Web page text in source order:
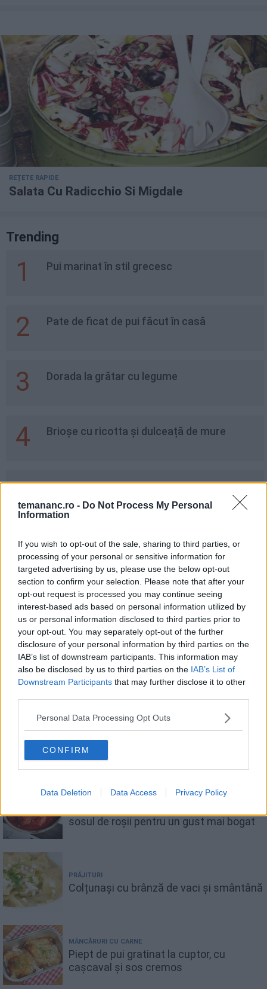
temananc.ro - Do Not Process My Personal
Information
If you wish to opt-out of the sale, sharing to third parties, or
processing of your personal or sensitive information for
targeted advertising by us, please use the below opt-out
section to confirm your selection. Please note that after your
opt-out request is processed you may continue seeing
interest-based ads based on personal information utilized by
us or personal information disclosed to third parties prior to
your opt-out. You may separately opt-out of the further
disclosure of your personal information by third parties on the
IAB’s list of downstream participants. This information may
also be disclosed by us to third parties on the IAB’s List of
Downstream Participants that may further disclose it to other
Personal Data Processing Opt Outs
CONFIRM
Data Deletion Data Access Privacy Policy
REȚETE RAPIDE
Salata Cu Radicchio Si Migdale
Trending
1 Pui marinat în stil grecesc
2 Pate de ficat de pui făcut în casă
3 Dorada la grătar cu legume
4 Brioșe cu ricotta și dulceață de mure
5 4 Principii Pentru Un Stil De Viata Sanatos
6
Cartofi țărănești - cea mai simplă rețetă.
Cum să îi prepari pas cu pas
7 Dieta Ohsawa, 10 Zile Si Un Corp De Invidiat
8
6 modalitati simple de a reduce retentia de
apa
post
Recomandări
TRUCURI ȘI SFATURI CULINARE
sosul de roșii pentru un gust mai bogat
PRĂJITURI
Colțunași cu brânză de vaci și smântână
MÂNCĂRURI CU CARNE
Piept de pui gratinat la cuptor, cu
cașcaval și sos cremos